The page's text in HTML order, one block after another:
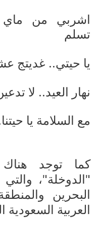
اشربي من ماي
تسلم
يا حيتي.. غديتج
نهار العيد.. لا
مع السلامة يا
كما توجد
"الدوخلة"،
البحرين
العربية السعودية